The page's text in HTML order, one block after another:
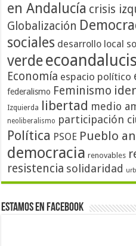
en Andalucía crisis
Globalización
sociales desarrollo local
verde
Economía espacio político
federalismo Feminismo
Izquierda libertad medio
neoliberalismo participación
Política PSOE Pueblo
democracia renovables
resistencia solidaridad
Estamos en Facebook